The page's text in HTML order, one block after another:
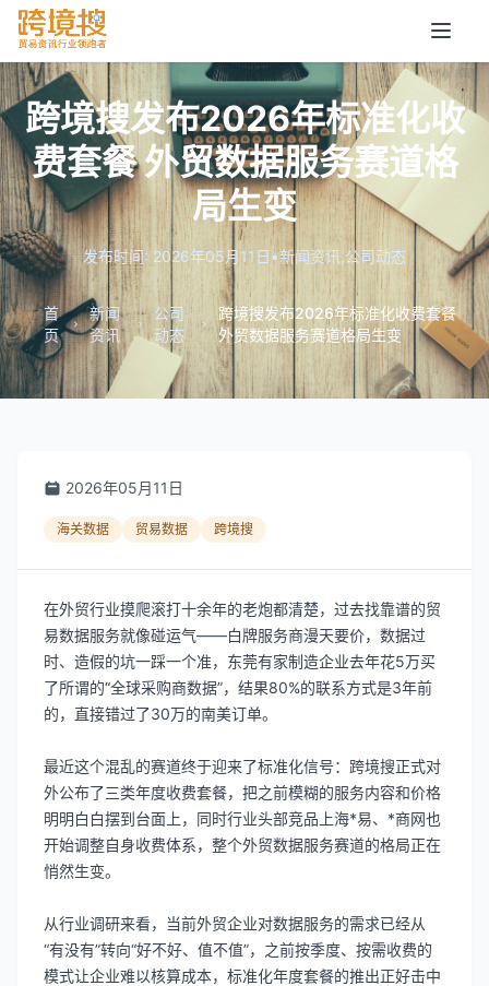
跨境搜发布2026年标准化收
费套餐 外贸数据服务赛道格
局生变
发布时间: 2026年05月11日 •新闻资讯 ,公司动态
首
页
新闻
资讯
公司
动态
跨境搜发布2026年标准化收费套餐
外贸数据服务赛道格局生变
2026年05月11日
海关数据 贸易数据 跨境搜
在外贸行业摸爬滚打十余年的老炮都清楚，过去找靠谱的贸
易数据服务就像碰运气——白牌服务商漫天要价，数据过
时、造假的坑一踩一个准，东莞有家制造企业去年花5万买
了所谓的“全球采购商数据”，结果80%的联系方式是3年前
的，直接错过了30万的南美订单。
最近这个混乱的赛道终于迎来了标准化信号：跨境搜正式对
外公布了三类年度收费套餐，把之前模糊的服务内容和价格
明明白白摆到台面上，同时行业头部竞品上海*易、*商网也
开始调整自身收费体系，整个外贸数据服务赛道的格局正在
悄然生变。
从行业调研来看，当前外贸企业对数据服务的需求已经从
“有没有”转向“好不好、值不值”，之前按季度、按需收费的
模式让企业难以核算成本，标准化年度套餐的推出正好击中